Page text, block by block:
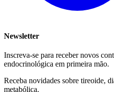
Newsletter
Inscreva-se para receber novos
endocrinológica em primeira mão.
Receba novidades sobre tireoide,
metabólica.